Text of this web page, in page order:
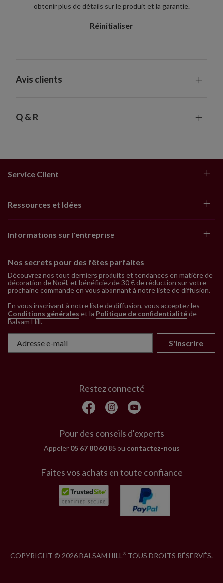
obtenir plus de détails sur le produit et la garantie.
Réinitialiser
Avis clients
Q & R
Service Client
Ressources et Idées
Informations sur l'entreprise
Nos secrets pour des fêtes parfaites
Découvrez nos tout derniers produits et tendances en matière de
décoration de Noël, et bénéficiez de 30 € de réduction sur votre
prochaine commande en vous abonnant à notre liste de diffusion.
En vous inscrivant à notre liste de diffusion, vous acceptez les
Conditions générales et la Politique de confidentialitéde
Balsam Hill.
S'inscrire
Restez connecté
Pour des conseils d'experts
Appeler 05 67 80 60 85ou contactez-nous
Faites vos achats en toute confiance
COPYRIGHT © 2026 BALSAM HILL ® TOUS DROITS RÉSERVÉS.